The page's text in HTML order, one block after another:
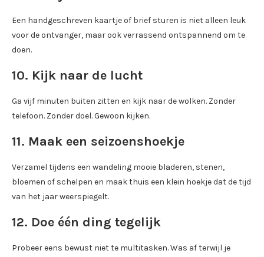
Een handgeschreven kaartje of brief sturen is niet alleen leuk
voor de ontvanger, maar ook verrassend ontspannend om te
doen.
10. Kijk naar de lucht
Ga vijf minuten buiten zitten en kijk naar de wolken. Zonder
telefoon. Zonder doel. Gewoon kijken.
11. Maak een seizoenshoekje
Verzamel tijdens een wandeling mooie bladeren, stenen,
bloemen of schelpen en maak thuis een klein hoekje dat de tijd
van het jaar weerspiegelt.
12. Doe één ding tegelijk
Probeer eens bewust niet te multitasken. Was af terwijl je